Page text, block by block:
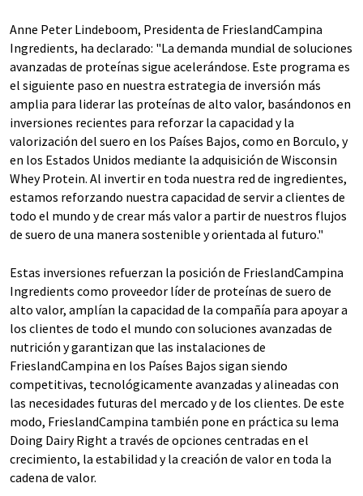
Anne Peter Lindeboom, Presidenta de FrieslandCampina
Ingredients, ha declarado: "La demanda mundial de soluciones
avanzadas de proteínas sigue acelerándose. Este programa es
el siguiente paso en nuestra estrategia de inversión más
amplia para liderar las proteínas de alto valor, basándonos en
inversiones recientes para reforzar la capacidad y la
valorización del suero en los Países Bajos, como en Borculo, y
en los Estados Unidos mediante la adquisición de Wisconsin
Whey Protein. Al invertir en toda nuestra red de ingredientes,
estamos reforzando nuestra capacidad de servir a clientes de
todo el mundo y de crear más valor a partir de nuestros flujos
de suero de una manera sostenible y orientada al futuro."
Estas inversiones refuerzan la posición de FrieslandCampina
Ingredients como proveedor líder de proteínas de suero de
alto valor, amplían la capacidad de la compañía para apoyar a
los clientes de todo el mundo con soluciones avanzadas de
nutrición y garantizan que las instalaciones de
FrieslandCampina en los Países Bajos sigan siendo
competitivas, tecnológicamente avanzadas y alineadas con
las necesidades futuras del mercado y de los clientes. De este
modo, FrieslandCampina también pone en práctica su lema
Doing Dairy Right a través de opciones centradas en el
crecimiento, la estabilidad y la creación de valor en toda la
cadena de valor.